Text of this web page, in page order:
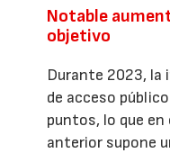
Notable
objetivo
Durante 2023, la
de acceso
puntos, lo que
anterior supone